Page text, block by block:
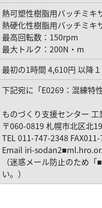
熱可塑性樹脂用バッチミ
熱硬化性樹脂用バッチミ
最高回転数：150rpm
最大トルク：200N・m
最初の1時間 4,610円 以降
下記宛に「E0269：混練特
ものづくり支援センター
〒060-0819 札幌市北区北
TEL 011-747-2348
Email iri-
（迷惑メール防止のため
い。）